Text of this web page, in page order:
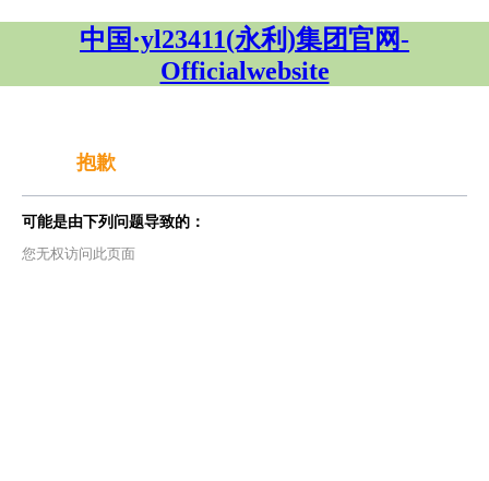
中国·yl23411(永利)集团官网-
Officialwebsite
抱歉
可能是由下列问题导致的：
您无权访问此页面